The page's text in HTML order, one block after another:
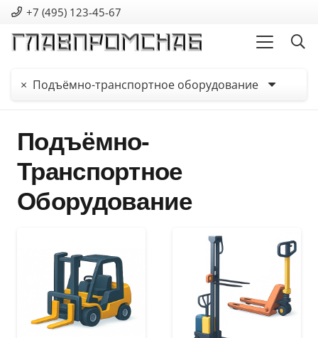
+7 (495) 123-45-67
× Подъёмно-транспортное оборудование
Подъёмно-
Транспортное
Оборудование